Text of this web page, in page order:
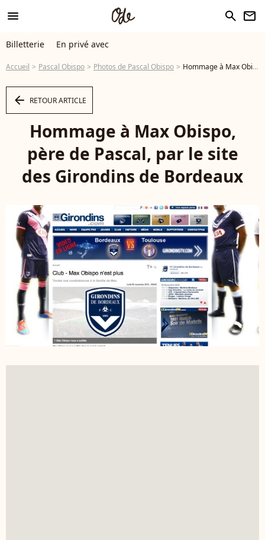
menu search newsletter
Billetterie En privé avec
Accueil Pascal Obispo Photos de Pascal Obispo Hommage à Max Obispo, père de Pascal, par le site des Girondins de Bordeaux - Photo
arrow_left RETOUR ARTICLE
Hommage à Max Obispo,
père de Pascal, par le site
des Girondins de Bordeaux